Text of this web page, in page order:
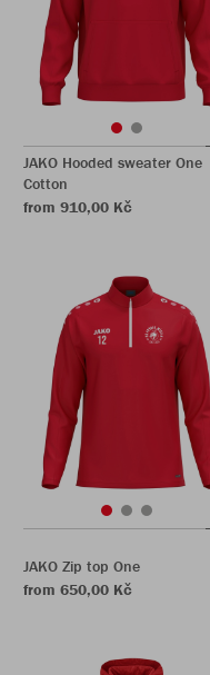
JAKO Hooded sweater One
Cotton
from 910,00 Kč
JAKO Zip top One
from 650,00 Kč